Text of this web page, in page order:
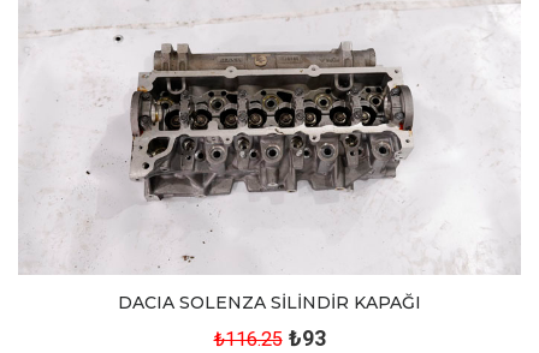
DACIA SOLENZA SİLİNDİR KAPAĞI
₺116.25 ₺93